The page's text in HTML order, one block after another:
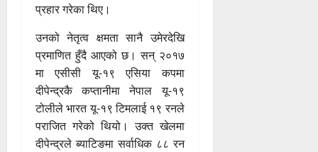
प्रहार गरेका थिए।
उनको नेतृत्व क्षमता सानै उमेरदेखि
प्रमाणित हुँदै आएको छ। सन् २०१७
मा एसीसी यू-१९ एसिया कपमा
दीपेन्द्रकै कप्तानीमा नेपाल यू-१९
टोलीले भारत यू-१९ टिमलाई १९ रनले
पराजित गरेको थियो। उक्त खेलमा
दीपेन्द्रले ब्याटिङमा सर्वाधिक ८८ रन